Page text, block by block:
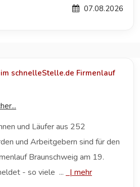
07.08.2026
schnelleStelle.de Firmenlauf
und Läufer aus 252
und Arbeitgebern sind für den
Braunschweig am 19.
- so viele ...
| mehr